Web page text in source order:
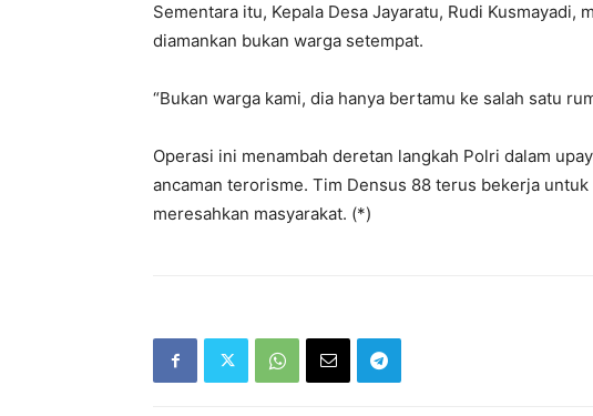
Sementara itu, Kepala Desa Jayaratu, Rudi Kusmayadi,
diamankan bukan warga setempat.
“Bukan warga kami, dia hanya bertamu ke salah satu
Operasi ini menambah deretan langkah Polri dalam
ancaman terorisme. Tim Densus 88 terus bekerja
meresahkan masyarakat. (*)